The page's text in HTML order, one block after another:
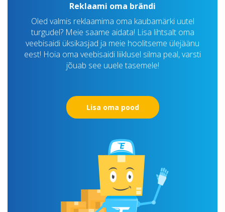
Reklaami oma brändi
Oled valmis reklaamima oma kaubamärki uutel
turgudel? Meie saame aidata! Lisa lihtsalt oma
veebisaidi üksikasjad ja meie hoolitseme ülejäänu
eest! Hoia oma veebisaidi liiklusel silma peal, varsti
jõuab see uuele tasemele!
Lisa oma pood